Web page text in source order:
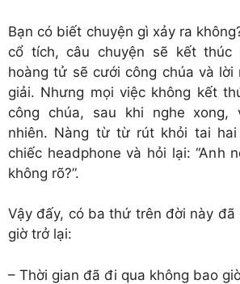
Bạn có biết chuyện gì xảy ra
cổ tích, câu chuyện sẽ kết thúc
hoàng tử sẽ cưới công chúa và lời
giải. Nhưng mọi việc không kết
công chúa, sau khi nghe
nhiên. Nàng từ từ rút khỏi tai
chiếc headphone và hỏi lại: “Anh
không rõ?”.
Vậy đấy, có ba thứ trên đời này
giờ trở lại:
– Thời gian đã đi qua không bao